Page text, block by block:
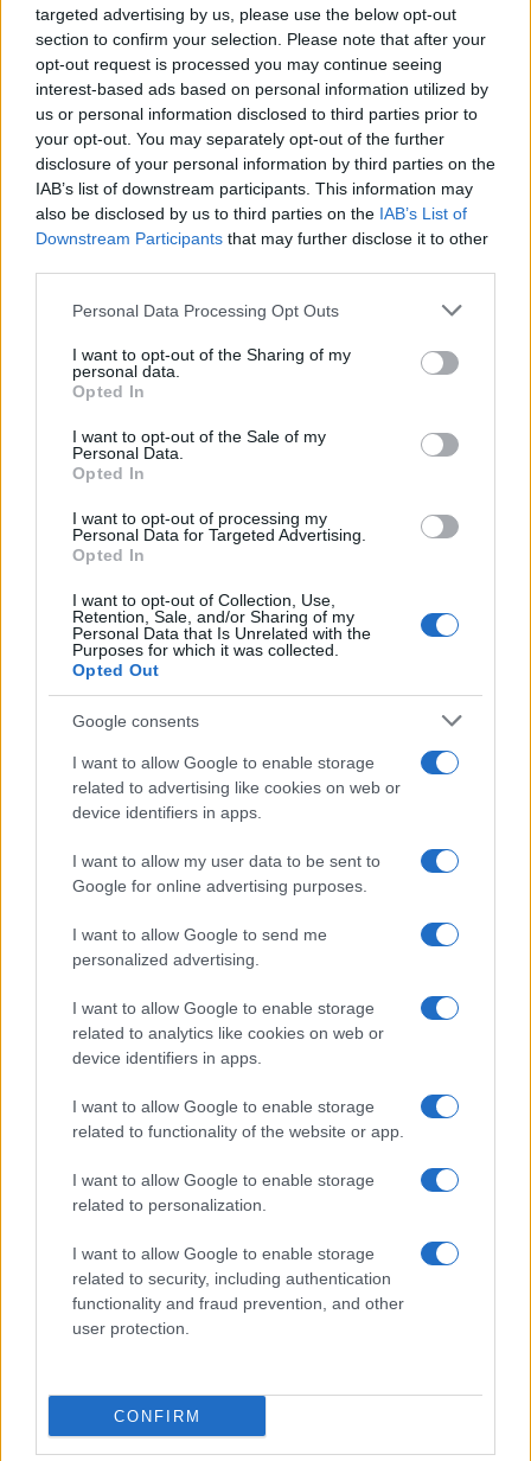
targeted advertising by us, please use the below opt-out
section to confirm your selection. Please note that after your
opt-out request is processed you may continue seeing
interest-based ads based on personal information utilized by
us or personal information disclosed to third parties prior to
your opt-out. You may separately opt-out of the further
disclosure of your personal information by third parties on the
IAB’s list of downstream participants. This information may
also be disclosed by us to third parties on the IAB’s List of
Downstream Participants that may further disclose it to other
Please note that this website/app uses one or more Google
not limited to your visit or usage behaviour. You may click to
grant or deny consent to Google and its third-party tags to
use your data for below specified purposes in below Google
consent section.
Personal Data Processing Opt Outs
I want to opt-out of the Sharing of my
personal data.
Opted In
I want to opt-out of the Sale of my
Personal Data.
Opted In
I want to opt-out of processing my
Personal Data for Targeted Advertising.
Opted In
I want to opt-out of Collection, Use,
Retention, Sale, and/or Sharing of my
Personal Data that Is Unrelated with the
Purposes for which it was collected.
Opted Out
Google consents
I want to allow Google to enable storage
related to advertising like cookies on web or
device identifiers in apps.
I want to allow my user data to be sent to
Google for online advertising purposes.
I want to allow Google to send me
personalized advertising.
I want to allow Google to enable storage
related to analytics like cookies on web or
device identifiers in apps.
I want to allow Google to enable storage
related to functionality of the website or app.
I want to allow Google to enable storage
related to personalization.
I want to allow Google to enable storage
related to security, including authentication
functionality and fraud prevention, and other
user protection.
CONFIRM
Puoi abbonarti asoli € 1,10 al mese
cliccandoqui
Sei già abbonato?
Puoi effettuare l'accesso andando nella
sezioneLogindal menù del sito o
cliccandoqui
Dominio Più Costoso
Primo Sito Web
Entra nel canale telegram di
Inviaci le tue segnalazioni,
i tuoi video e le tue foto
Su WhatsApp al numero +39
Ricevi le nostre ultime news
daGoogle News
Condividi l'articolo
F
a
ce
b
o
o
k
T
w
it
te
r
Pi
n
te
re
st
W
h
at
s
A
p
p
S
a
re
Articolo precedente
Prossimo articolo
Le previsioni meteo per il weekend a Olbia e in
Gallura
Michelle Hunziker in Gallura, bella anche dal
vivo: un amico vip svela come fa